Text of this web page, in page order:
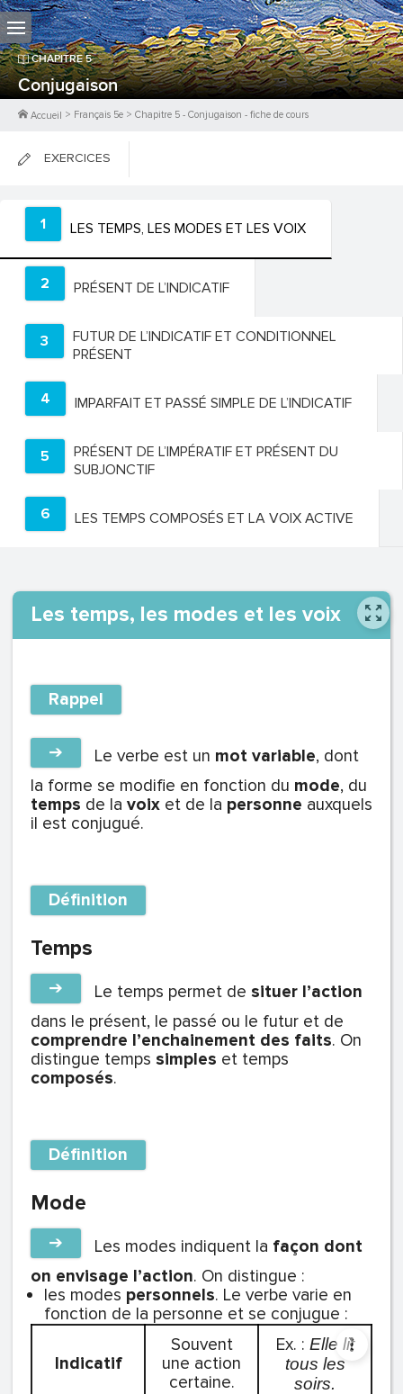
CHAPITRE5
Conjugaison
Accueil > Français 5e > Chapitre 5 - Conjugaison - fiche de cours
EXERCICES
FICHES DE COURS
0PTS
1 LES TEMPS, LES MODES ET LES VOIX
2 PRÉSENT DE L’INDICATIF
3
FUTUR DE L’INDICATIF ET CONDITIONNEL
PRÉSENT
4 IMPARFAIT ET PASSÉ SIMPLE DE L’INDICATIF
5
PRÉSENT DE L’IMPÉRATIF ET PRÉSENT DU
SUBJONCTIF
6 LES TEMPS COMPOSÉS ET LA VOIX ACTIVE
Les temps, les modes et les voix
Rappel
➔ Le verbe est un mot variable, dont
la forme se modifie en fonction du mode, du
temps de la voix et de la personne auxquels
il est conjugué.
Définition
Temps
➔ Le temps permet de situer l’action
dans le présent, le passé ou le futur et de
comprendre l’enchainement des faits. On
distingue temps simples et temps
composés.
Définition
Mode
➔ Les modes indiquent la façon dont
on envisage l’action. On distingue :
les modes personnels. Le verbe varie en
fonction de la personne et se conjugue :
Indicatif
Souvent
une action
certaine.
Ex. : Elle lit
tous les
soirs.